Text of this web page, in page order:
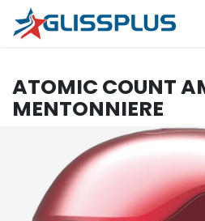
Skip to Content
ATOMICCOUNT
MENTONNIERE